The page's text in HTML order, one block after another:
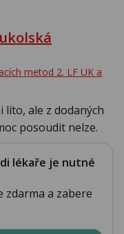
metod 2. LF UK a
líto, ale z dodaných
posoudit nelze.
lékaře je nutné
zdarma a zabere